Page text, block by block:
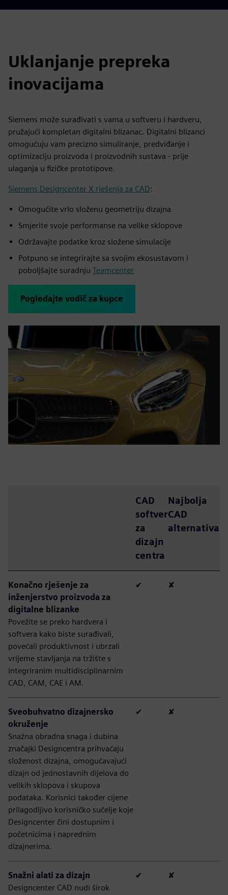
Uklanjanje prepreka
inovacijama
Siemens može surađivati s vama u softveru i hardveru,
pružajući kompletan digitalni blizanac. Digitalni blizanci
omogućuju vam precizno simuliranje, predviđanje i
optimizaciju proizvoda i proizvodnih sustava - prije
ulaganja u fizičke prototipove.
Siemens Designcenter X rješenja za CAD:
Omogućite vrlo složenu geometriju dizajna
Smjerite svoje performanse na velike sklopove
Održavajte podatke kroz složene simulacije
Potpuno se integrirajte sa svojim ekosustavom i
poboljšajte suradnju Teamcenter
Pogledajte vodič za kupce
CAD
softver
za
dizajn
centra
Najbolja
CAD
alternativa
Konačno rješenje za
inženjerstvo proizvoda za
digitalne blizanke
Povežite se preko hardvera i
softvera kako biste surađivali,
povećali produktivnost i ubrzali
vrijeme stavljanja na tržište s
integriranim multidisciplinarnim
CAD, CAM, CAE i AM.
✔ ✘
Sveobuhvatno dizajnersko
okruženje
Snažna obradna snaga i dubina
značajki Designcentra prihvaćaju
složenost dizajna, omogućavajući
dizajn od jednostavnih dijelova do
velikih sklopova i skupova
podataka. Korisnici također cijene
prilagodljivo korisničko sučelje koje
Designcenter čini dostupnim i
početnicima i naprednim
dizajnerima.
✔ ✘
Snažni alati za dizajn
Designcenter CAD nudi širok
✔ ✘